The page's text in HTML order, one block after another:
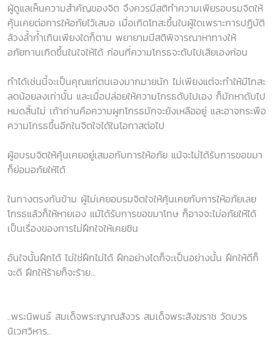
ผู้ดูแลเห็นความสำคัญของจิต จึงควรมีสติทำความเพียรอบรมจิตให้
คุ้นเคยต่อการให้อภัยไว้เสมอ เมื่อเกิดโทสะขึ้นในผู้ใดเพราะการปฏิบัติ
ล้วงล้ำก้ำเกินเพียงใดก็ตาม พยายามมีสติพิจารณาหาทางให้
อภัยทานเกิดขึ้นในใจให้ได้ ก่อนที่ความโกรธจะดับไปเสียเองก่อน
ทำได้เช่นนี้จะเป็นคุณแก่ตนเองมากมายนัก ไม่เพียงแต่จะทำให้มีโทสะ
ลดน้อยลงเท่านั้น และเมื่อปล่อยให้ความโกรธดับไปเอง ก็มักหาดับไป
หมดสิ้นไม่ เถ้าถ่านคือความผูกโกรธมักจะยังเหลืออยู่ และอาจกระพือ
ความโกรธขึ้นอีกในจิตใจได้ในโอกาสต่อไป
ผู้อบรมจิตให้คุ้นเคยอยู่เสมอกับการให้อภัย แม้จะไม่ได้รับการขอขมา
ก็ย่อมอภัยให้ได้
ในทางตรงกันข้าม ผู้ไม่เคยอบรมจิตใจให้คุ้นเคยกับการให้อภัยเลย
โกรธแล้วก็ให้หายเอง แม้ได้รับการขอขมาโทษ ก็อาจจะไม่อภัยให้ได้
เป็นเรื่องของการไม่ฝึกใจให้เคยชิน
อันใจนั้นฝึกได้ ไม่ใช่ฝึกไม่ได้ ฝึกอย่างไดก็จะเป็นอย่างนั้น ฝึกให้ดีก็
จะดี ฝึกให้ร้ายก็จะร้าย...
..พระนิพนธ์ สมเด็จพระญาณสังวร สมเด็จพระสังฆราช วัดบวร
นิเวศวิหาร..